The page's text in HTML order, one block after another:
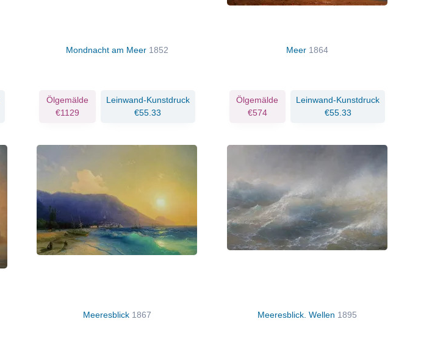
Mondnacht am Meer 1852
Ölgemälde
€1129
Leinwand-Kunstdruck
€55.33
Meer 1864
Ölgemälde
€574
Leinwand-Kunstdruck
€55.33
Meeresblick 1867 Meeresblick. Wellen 1895